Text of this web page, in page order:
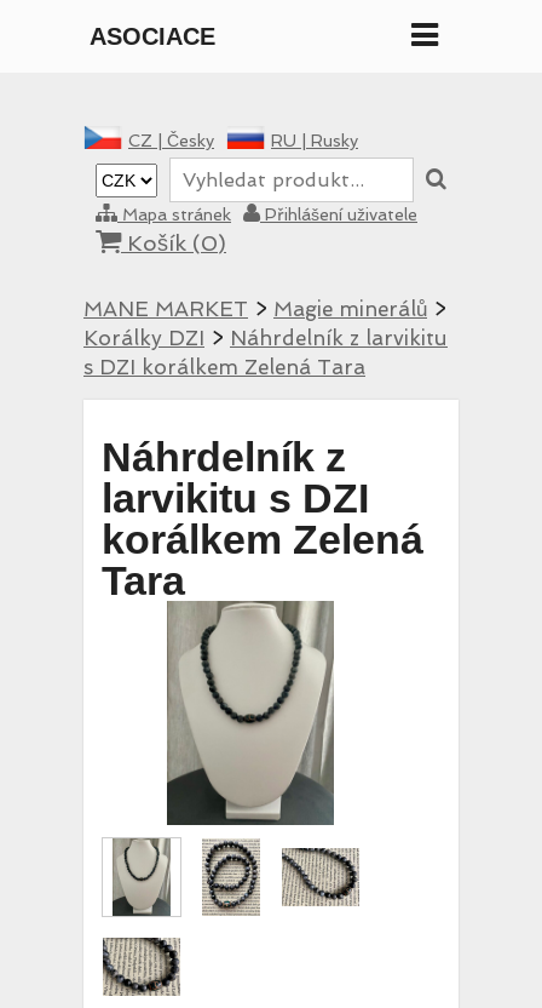
ASOCIACE
CZ | Česky RU | Rusky
Mapa stránek Přihlášení uživatele
Košík (0)
MANE MARKET > Magie minerálů >
Korálky DZI > Náhrdelník z larvikitu
s DZI korálkem Zelená Tara
Náhrdelník z
larvikitu s DZI
korálkem Zelená
Tara